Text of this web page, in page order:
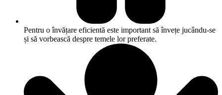
Pentru o învățare eficientă este important să învețe jucându-se
și să vorbească despre temele lor preferate.